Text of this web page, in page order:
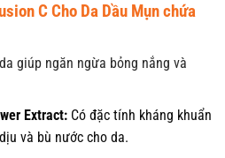
C Cho Da Dầu Mụn chứa
giúp ngăn ngừa bỏng nắng và
Extract:Có đặc tính kháng khuẩn
và bù nước cho da.